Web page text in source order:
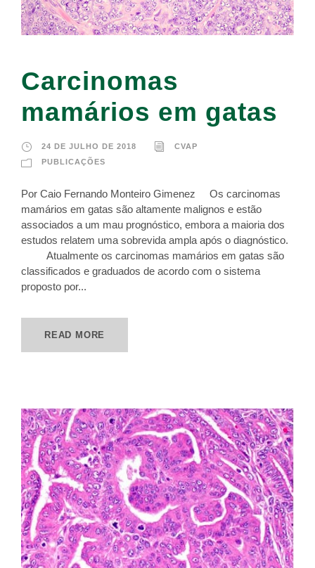
Carcinomas
mamários em gatas
24 DE JULHO DE 2018
CVAP
PUBLICAÇÕES
Por Caio Fernando Monteiro Gimenez Os carcinomas
mamários em gatas são altamente malignos e estão
associados a um mau prognóstico, embora a maioria dos
estudos relatem uma sobrevida ampla após o diagnóstico.
Atualmente os carcinomas mamários em gatas são
classificados e graduados de acordo com o sistema
proposto por...
READ MORE